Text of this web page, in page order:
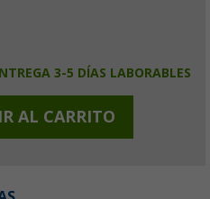
3-5 DÍAS LABORABLES
AL CARRITO